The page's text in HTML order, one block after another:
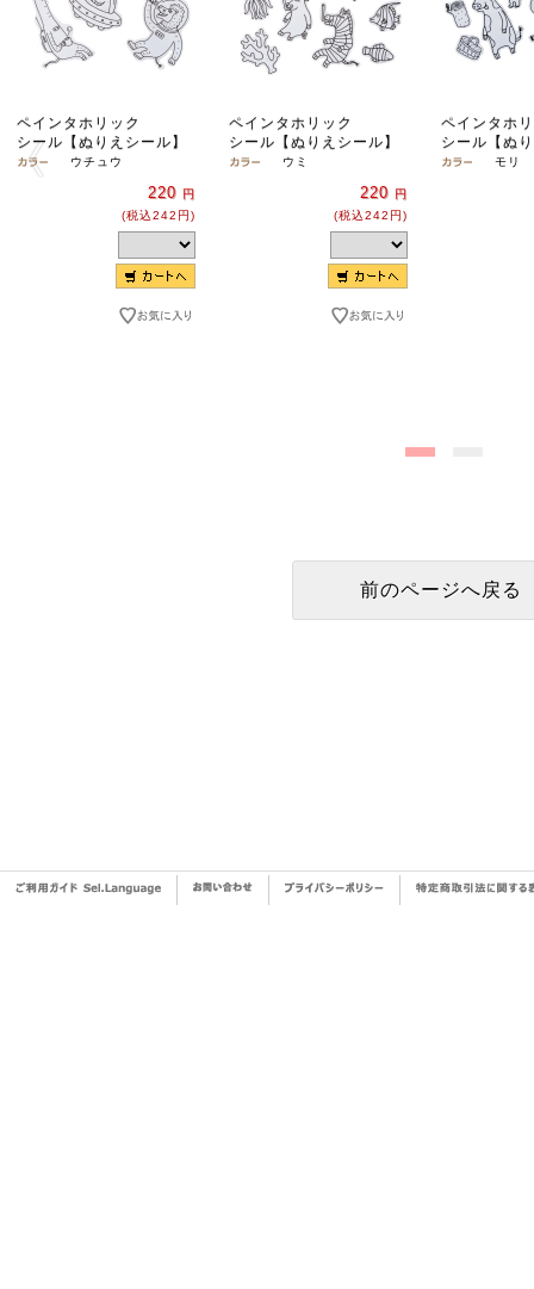
ペインタホリック
シール【ぬりえシール】
ウチュウ
220 円
(税込242円)
ペインタホリック
シール【ぬりえシール】
ウミ
220 円
(税込242円)
ペインタホ
シール【ぬ
モリ